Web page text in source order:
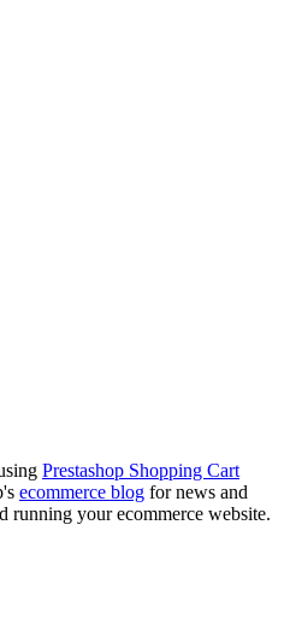
Prestashop Shopping Cart
ecommerce blog for news and
running your ecommerce website.